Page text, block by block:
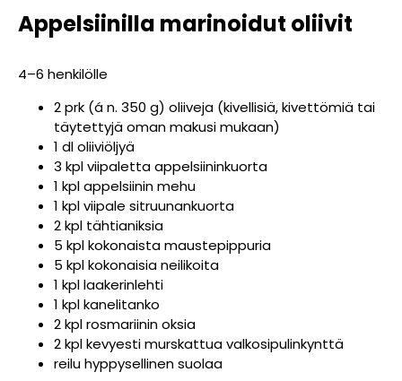
Appelsiinilla marinoidut oliivit
4–6 henkilölle
2 prk (á n. 350 g) oliiveja (kivellisiä, kivettömiä tai
täytettyjä oman makusi mukaan)
1 dl oliiviöljyä
3 kpl viipaletta appelsiininkuorta
1 kpl appelsiinin mehu
1 kpl viipale sitruunankuorta
2 kpl tähtianiksia
5 kpl kokonaista maustepippuria
5 kpl kokonaisia neilikoita
1 kpl laakerinlehti
1 kpl kanelitanko
2 kpl rosmariinin oksia
2 kpl kevyesti murskattua valkosipulinkynttä
reilu hyppysellinen suolaa